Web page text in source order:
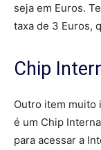
seja em Euros.
taxa de 3 Euros,
Chip
Outro item muito
é um Chip
para acessar a